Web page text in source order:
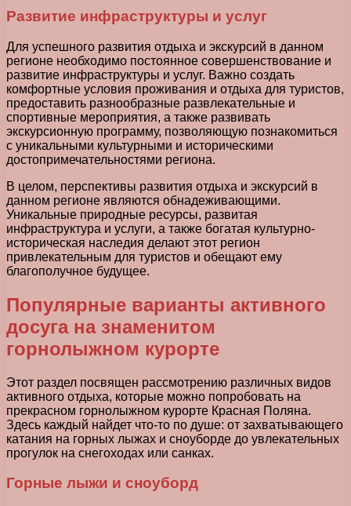
Развитие инфраструктуры и услуг
Для успешного развития отдыха и экскурсий в данном
регионе необходимо постоянное совершенствование и
развитие инфраструктуры и услуг. Важно создать
комфортные условия проживания и отдыха для туристов,
предоставить разнообразные развлекательные и
спортивные мероприятия, а также развивать
экскурсионную программу, позволяющую познакомиться
с уникальными культурными и историческими
достопримечательностями региона.
В целом, перспективы развития отдыха и экскурсий в
данном регионе являются обнадеживающими.
Уникальные природные ресурсы, развитая
инфраструктура и услуги, а также богатая культурно-
историческая наследия делают этот регион
привлекательным для туристов и обещают ему
благополучное будущее.
Популярные варианты активного
досуга на знаменитом
горнолыжном курорте
Этот раздел посвящен рассмотрению различных видов
активного отдыха, которые можно попробовать на
прекрасном горнолыжном курорте Красная Поляна.
Здесь каждый найдет что-то по душе: от захватывающего
катания на горных лыжах и сноуборде до увлекательных
прогулок на снегоходах или санках.
Горные лыжи и сноуборд